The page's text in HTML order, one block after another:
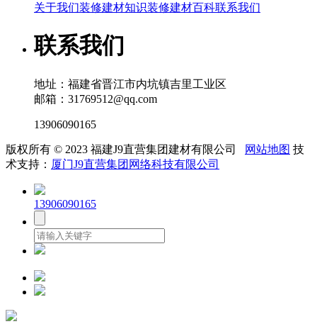
关于我们装修建材知识装修建材百科联系我们
联系我们
地址：福建省晋江市内坑镇吉里工业区
邮箱：31769512@qq.com
13906090165
版权所有 © 2023 福建J9直营集团建材有限公司 网站地图 技
术支持： 厦门J9直营集团网络科技有限公司
13906090165